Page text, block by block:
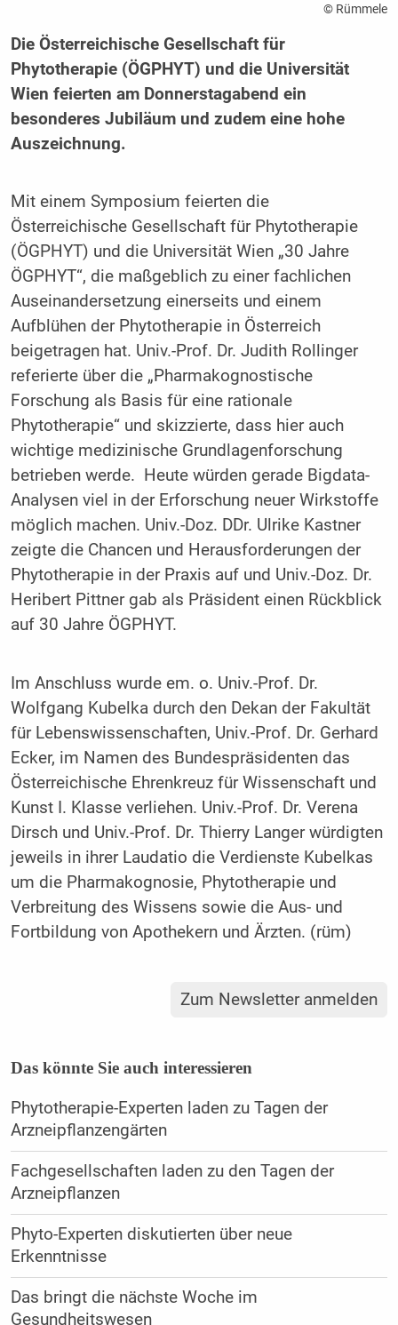
© Rümmele
Die Österreichische Gesellschaft für
Phytotherapie (ÖGPHYT) und die Universität
Wien feierten am Donnerstagabend ein
besonderes Jubiläum und zudem eine hohe
Auszeichnung.
Mit einem Symposium feierten die
Österreichische Gesellschaft für Phytotherapie
(ÖGPHYT) und die Universität Wien „30 Jahre
ÖGPHYT“, die maßgeblich zu einer fachlichen
Auseinandersetzung einerseits und einem
Aufblühen der Phytotherapie in Österreich
beigetragen hat. Univ.-Prof. Dr. Judith Rollinger
referierte über die „Pharmakognostische
Forschung als Basis für eine rationale
Phytotherapie“ und skizzierte, dass hier auch
wichtige medizinische Grundlagenforschung
betrieben werde. Heute würden gerade Bigdata-
Analysen viel in der Erforschung neuer Wirkstoffe
möglich machen. Univ.-Doz. DDr. Ulrike Kastner
zeigte die Chancen und Herausforderungen der
Phytotherapie in der Praxis auf und Univ.-Doz. Dr.
Heribert Pittner gab als Präsident einen Rückblick
auf 30 Jahre ÖGPHYT.
Im Anschluss wurde em. o. Univ.-Prof. Dr.
Wolfgang Kubelka durch den Dekan der Fakultät
für Lebenswissenschaften, Univ.-Prof. Dr. Gerhard
Ecker, im Namen des Bundespräsidenten das
Österreichische Ehrenkreuz für Wissenschaft und
Kunst I. Klasse verliehen. Univ.-Prof. Dr. Verena
Dirsch und Univ.-Prof. Dr. Thierry Langer würdigten
jeweils in ihrer Laudatio die Verdienste Kubelkas
um die Pharmakognosie, Phytotherapie und
Verbreitung des Wissens sowie die Aus- und
Fortbildung von Apothekern und Ärzten. (rüm)
Zum Newsletter anmelden
Das könnte Sie auch interessieren
Phytotherapie-Experten laden zu Tagen der
Arzneipflanzengärten
Fachgesellschaften laden zu den Tagen der
Arzneipflanzen
Phyto-Experten diskutierten über neue
Erkenntnisse
Das bringt die nächste Woche im
Gesundheitswesen